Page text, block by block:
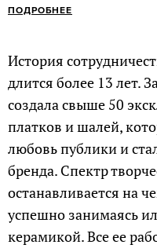
ПОДРОБНЕЕ
История
длится более 13 лет.
создала свыше 50
платков и шалей,
любовь публики и
бренда. Спектр
останавливается на
успешно занимаясь
керамикой. Все ее